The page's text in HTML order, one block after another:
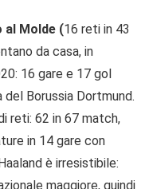
Molde (16 reti in 43
da casa, in
16 gare e 17 gol
Borussia Dortmund.
reti: 62 in 67 match,
in 14 gare con
è irresistibile:
maggiore, quindi